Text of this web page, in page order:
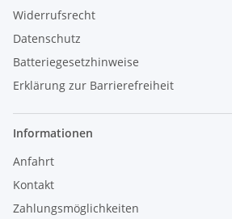
Widerrufsrecht
Datenschutz
Batteriegesetzhinweise
Erklärung zur Barrierefreiheit
Informationen
Anfahrt
Kontakt
Zahlungsmöglichkeiten